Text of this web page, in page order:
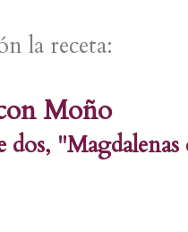
la receta:
Moño
dos,